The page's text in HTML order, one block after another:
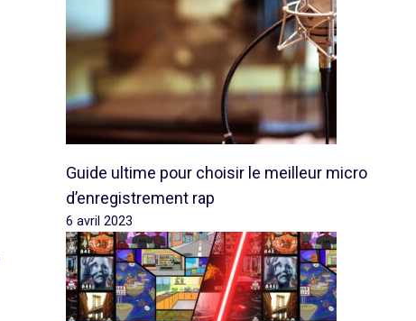
Guide ultime pour choisir le meilleur micro
d’enregistrement rap
6 avril 2023